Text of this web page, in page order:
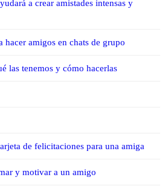
a crear amistades intensas y
hacer amigos en chats de grupo
las tenemos y cómo hacerlas
de felicitaciones para una amiga
y motivar a un amigo